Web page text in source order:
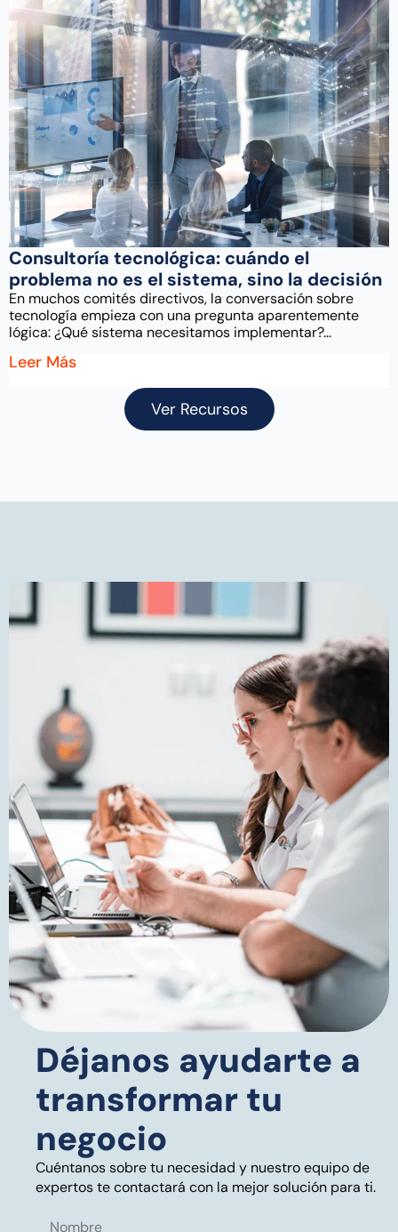
Consultoría tecnológica: cuándo el
problema no es el sistema, sino la decisión
En muchos comités directivos, la conversación sobre
tecnología empieza con una pregunta aparentemente
lógica: ¿Qué sistema necesitamos implementar?...
Leer Más
Ver Recursos
Déjanos ayudarte a
transformar tu
negocio
Cuéntanos sobre tu necesidad y nuestro equipo de
expertos te contactará con la mejor solución para ti.